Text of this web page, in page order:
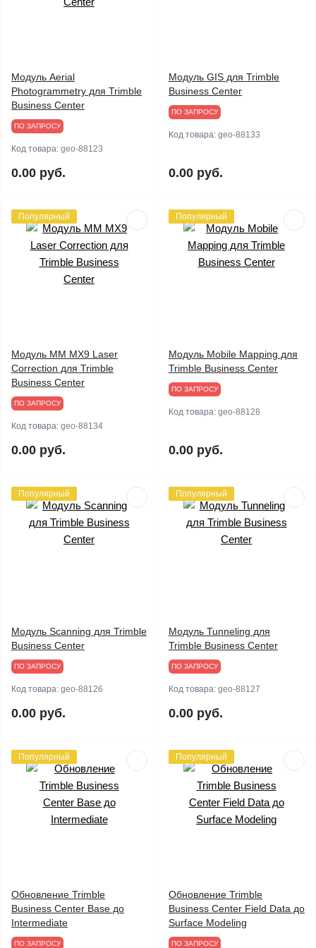
Модуль Aerial
Photogrammetry для Trimble
Business Center
ПО ЗАПРОСУ
Код товара: geo-88123
0.00 руб.
Модуль GIS для Trimble
Business Center
ПО ЗАПРОСУ
Код товара: geo-88133
0.00 руб.
Популярный
Модуль MM MX9 Laser
Correction для Trimble
Business Center
ПО ЗАПРОСУ
Код товара: geo-88134
0.00 руб.
Популярный
Модуль Mobile Mapping для
Trimble Business Center
ПО ЗАПРОСУ
Код товара: geo-88128
0.00 руб.
Популярный
Модуль Scanning для Trimble
Business Center
ПО ЗАПРОСУ
Код товара: geo-88126
0.00 руб.
Популярный
Модуль Tunneling для
Trimble Business Center
ПО ЗАПРОСУ
Код товара: geo-88127
0.00 руб.
Популярный
Обновление Trimble
Business Center Base до
Intermediate
ПО ЗАПРОСУ
Популярный
Обновление Trimble
Business Center Field Data до
Surface Modeling
ПО ЗАПРОСУ